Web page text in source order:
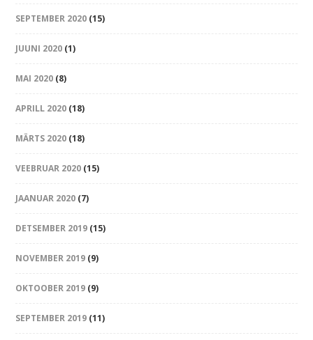
SEPTEMBER 2020 (15)
JUUNI 2020 (1)
MAI 2020 (8)
APRILL 2020 (18)
MÄRTS 2020 (18)
VEEBRUAR 2020 (15)
JAANUAR 2020 (7)
DETSEMBER 2019 (15)
NOVEMBER 2019 (9)
OKTOOBER 2019 (9)
SEPTEMBER 2019 (11)